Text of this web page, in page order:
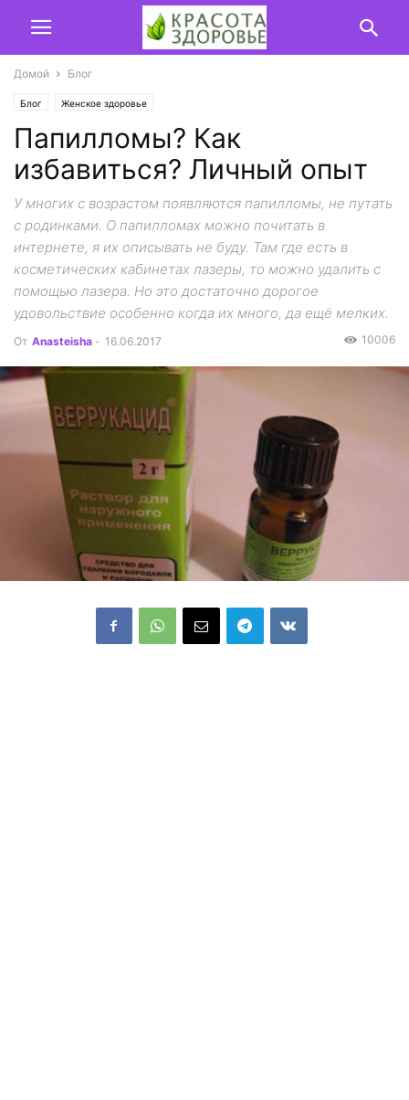
Домой Блог
Блог Женское здоровье
Папилломы? Как
избавиться? Личный опыт
У многих с возрастом появляются папилломы, не путать
с родинками. О папилломах можно почитать в
интернете, я их описывать не буду. Там где есть в
косметических кабинетах лазеры, то можно удалить с
помощью лазера. Но это достаточно дорогое
удовольствие особенно когда их много, да ещё мелких.
От Anasteisha - 16.06.2017 10006